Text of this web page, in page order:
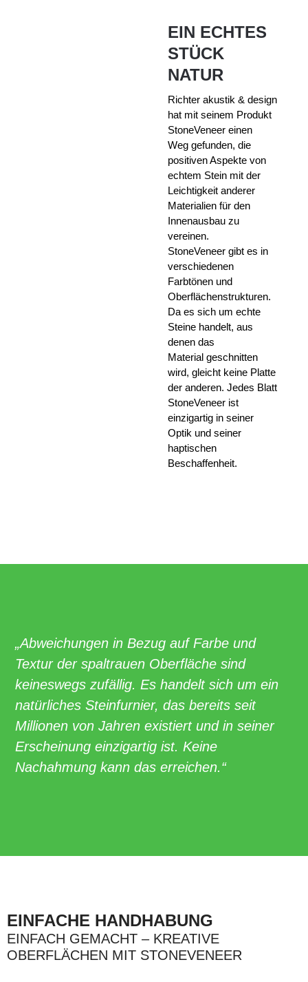
EIN ECHTES
STÜCK
NATUR
Richter akustik & design
hat mit seinem Produkt
StoneVeneer einen
Weg gefunden, die
positiven Aspekte von
echtem Stein mit der
Leichtigkeit anderer
Materialien für den
Innenausbau zu
vereinen.
StoneVeneer gibt es in
verschiedenen
Farbtönen und
Oberflächenstrukturen.
Da es sich um echte
Steine handelt, aus
denen das
Material geschnitten
wird, gleicht keine Platte
der anderen. Jedes Blatt
StoneVeneer ist
einzigartig in seiner
Optik und seiner
haptischen
Beschaffenheit.
„Abweichungen in Bezug auf Farbe und
Textur der spaltrauen Oberfläche sind
keineswegs zufällig. Es handelt sich um ein
natürliches Steinfurnier, das bereits seit
Millionen von Jahren existiert und in seiner
Erscheinung einzigartig ist. Keine
Nachahmung kann das erreichen.“
EINFACHE HANDHABUNG
EINFACH GEMACHT – KREATIVE
OBERFLÄCHEN MIT STONEVENEER